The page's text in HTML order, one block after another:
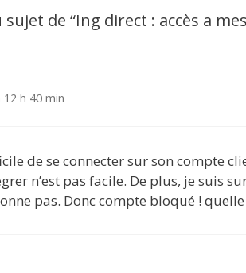
de “Ing direct : accès a
h 40 min
de se connecter sur son compte
n’est pas facile. De plus, je suis
pas. Donc compte bloqué !